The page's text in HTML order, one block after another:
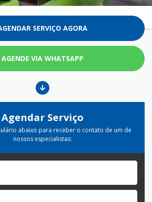
SERVIÇO AGORA
AGENDE VIA WHATSAPP
Agendar Serviço
abaixo para receber o contato de um de
nossos especialistas: